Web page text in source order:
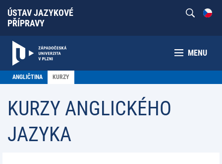
ÚSTAV JAZYKOVÉ
PŘÍPRAVY
MENU
ANGLIČTINA KURZY
KURZY ANGLICKÉHO
JAZYKA